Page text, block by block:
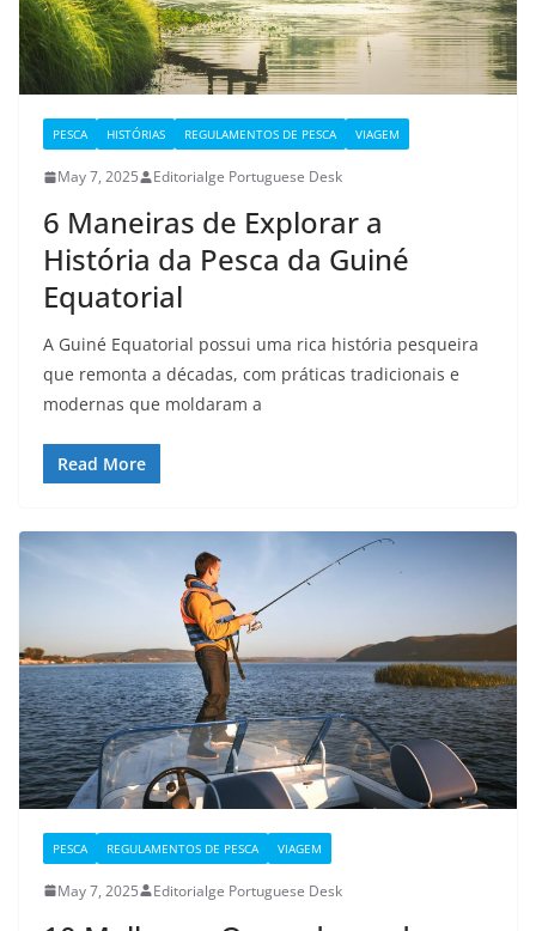
PESCA HISTÓRIAS REGULAMENTOS DE PESCA VIAGEM
May 7, 2025 Editorialge Portuguese Desk
6 Maneiras de Explorar a
História da Pesca da Guiné
Equatorial
A Guiné Equatorial possui uma rica história pesqueira
que remonta a décadas, com práticas tradicionais e
modernas que moldaram a
Read More
PESCA REGULAMENTOS DE PESCA VIAGEM
May 7, 2025 Editorialge Portuguese Desk